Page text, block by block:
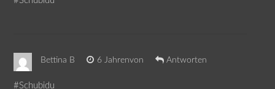
Bettina B 6 Jahrenvon Antworten
#Schubidu